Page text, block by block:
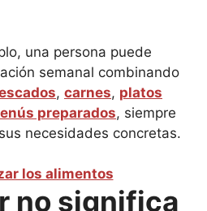
una persona puede
semanal combinando
, carnes, platos
preparados, siempre
necesidades concretas.
no significa